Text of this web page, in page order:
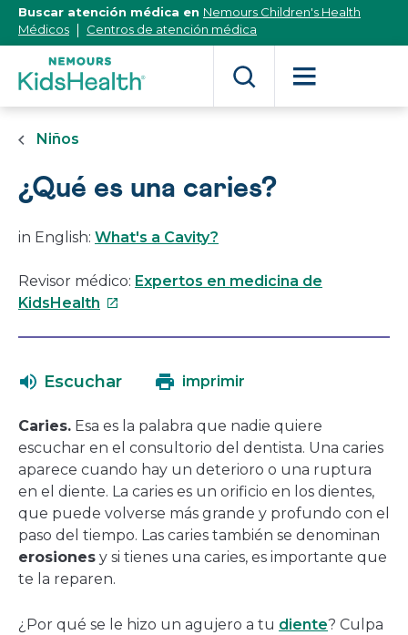
[Skip
Content]
Buscar atención médica en Nemours Children's Health
Médicos
Centros de atención médica
Niños
¿Qué es una caries?
in English: What's a Cavity?
Revisor médico: Expertos en medicina de
KidsHealth Este
en
nueva
ventana
Escuchar imprimir
Caries. Esa es la palabra que nadie quiere
escuchar en el consultorio del dentista. Una caries
aparece cuando hay un deterioro o una ruptura
en el diente. La caries es un orificio en los dientes,
que puede volverse más grande y profundo con el
paso del tiempo. Las caries también se denominan
erosiones y si tienes una caries, es importante que
te la reparen.
¿Por qué se le hizo un agujero a tu diente? Culpa